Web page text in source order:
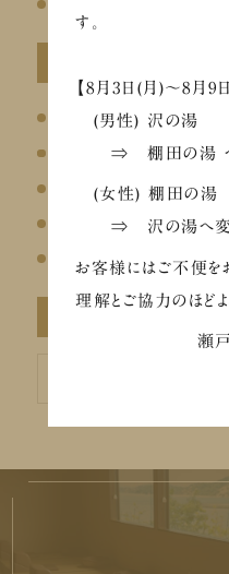
温泉総選挙2026にエントリ
ととのう夏のチャージフェア
イベントのお知らせ
お盆の営業について
ブ
す。
【8月3日(月)～8月9日
(男性) 沢の湯
⇒ 棚田の湯
(女性) 棚田の湯
⇒ 沢の湯へ変
お客様にはご不便を
理解とご協力のほどよ
瀬